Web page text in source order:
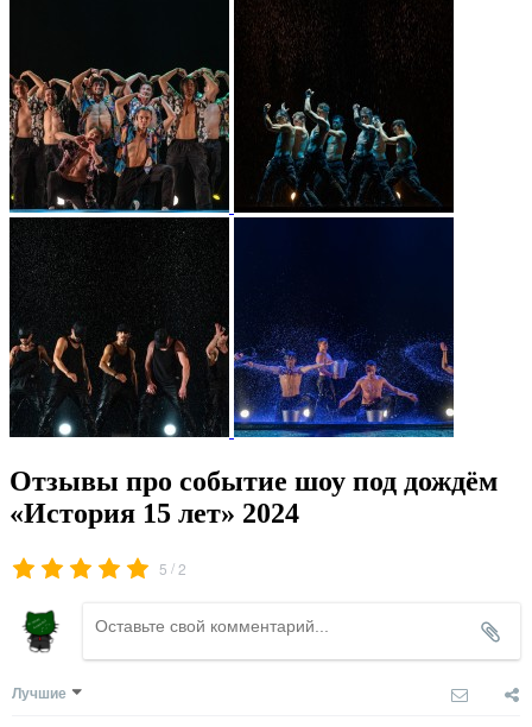
Отзывы про событие шоу под дождём
«История 15 лет» 2024
5 /2
Лучшие